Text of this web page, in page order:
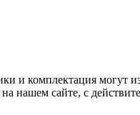
и комплектация могут
нашем сайте, с